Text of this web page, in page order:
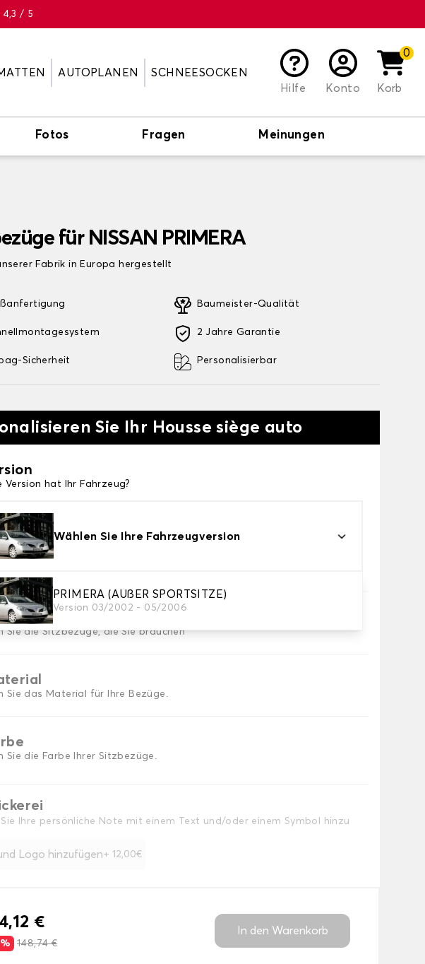
4,3 / 5
AUTOPLANEN
SCHNEESOCKEN
Hilfe
Konto
0
Korb
Fotos Fragen Meinungen
für NISSAN PRIMERA
Fabrik in Europa hergestellt
Sicherheit
Baumeister-Qualität
2 Jahre Garantie
Personalisierbar
Sie Ihr Housse siège auto
Version hat Ihr Fahrzeug?
Wählen Sie Ihre Fahrzeugversion
PRIMERA (AUßER SPORTSITZE)
Version 03/2002 - 05/2006
von Bezügen
Sie die Sitzbezüge, die Sie brauchen
Sie das Material für Ihre Bezüge.
Sie die Farbe Ihrer Sitzbezüge.
Sie Ihre persönliche Note mit einem Text und/oder einem Symbol hinzu
Logo hinzufügen + 12,00€
€
148,74 €
In den Warenkorb